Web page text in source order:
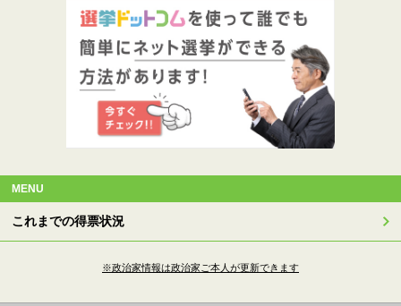
MENU
これまでの得票状況
※政治家情報は政治家ご本人が更新できます